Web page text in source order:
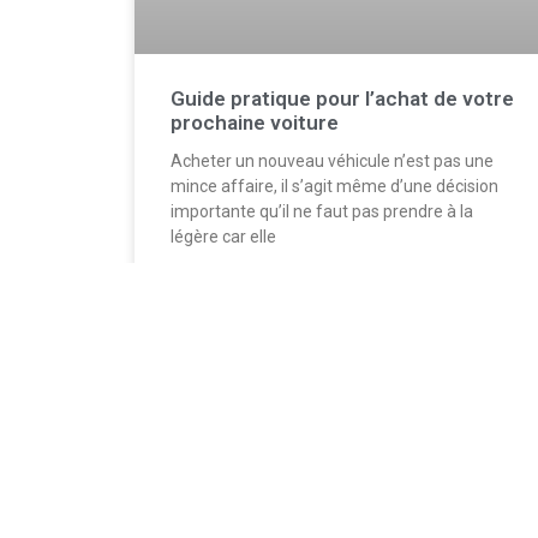
Guide pratique pour l’achat de votre
prochaine voiture
Acheter un nouveau véhicule n’est pas une
mince affaire, il s’agit même d’une décision
importante qu’il ne faut pas prendre à la
légère car elle